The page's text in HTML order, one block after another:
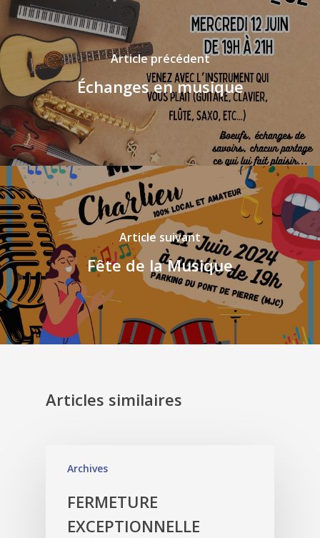
Article précédent
Échanges en musique
Article suivant
Fête de la Musique
Articles similaires
Archives
FERMETURE
EXCEPTIONNELLE